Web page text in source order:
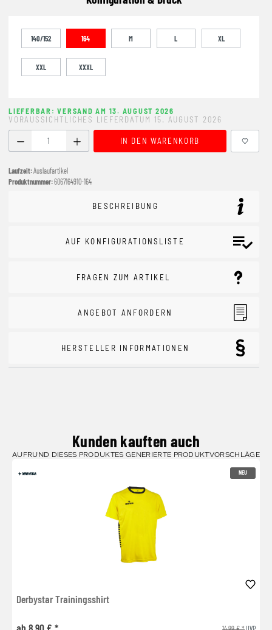
140/152 164 M L XL
XXL XXXL
LIEFERBAR: VERSAND AM 13. AUGUST 2026
VORAUSSICHTLICHES LIEFERDATUM 15. AUGUST 2026
Produkt Anzahl: Gib den gewünschten Wert ein oder
IN DEN WARENKORB
Laufzeit:Auslaufartikel
Produktnummer:6067164910-164
BESCHREIBUNG
AUF KONFIGURATIONSLISTE
FRAGEN ZUM ARTIKEL
ANGEBOT ANFORDERN
HERSTELLER INFORMATIONEN
Kunden kauften auch
AUFRUND DIESES PRODUKTES GENERIERTE PRODUKTVORSCHLÄGE
NEU
Derbystar Trainingsshirt
ab 8,90 € *